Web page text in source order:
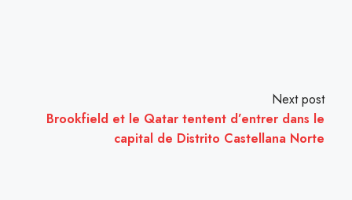
Next post
Brookfield et le Qatar tentent d’entrer dans le
capital de Distrito Castellana Norte